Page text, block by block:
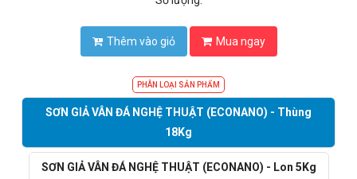
Thêm vào giỏ Mua ngay
PHÂN LOẠI SẢN PHẨM
SƠN GIẢ VÂN ĐÁ NGHỆ THUẬT (ECONANO) - Thùng
18Kg
SƠN GIẢ VÂN ĐÁ NGHỆ THUẬT (ECONANO) - Lon 5Kg